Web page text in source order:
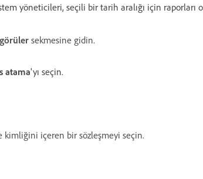
yöneticileri, seçili bir tarih aralığı için raporları
sekmesine gidin.
atama'yı seçin.
kimliğini içeren bir sözleşmeyi seçin.